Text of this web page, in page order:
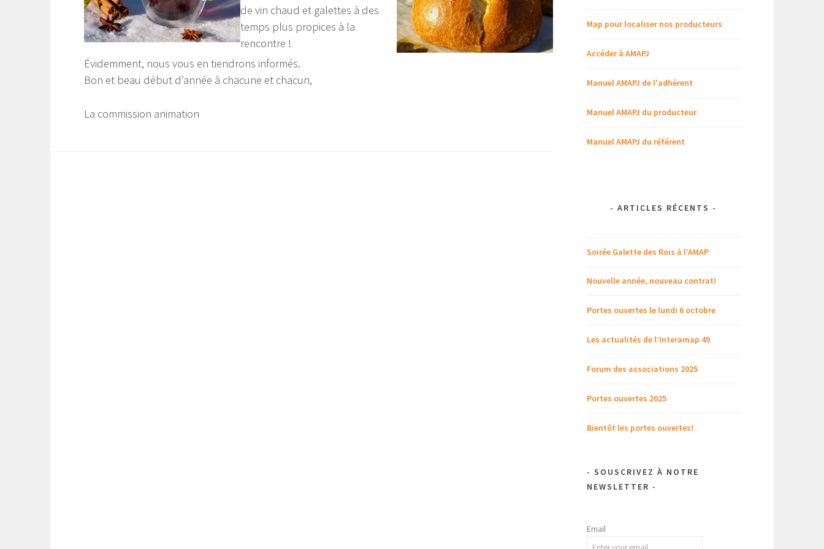
de vin chaud et galettes à des
temps plus propices à la
rencontre !
Évidemment, nous vous en tiendrons informés.
Bon et beau début d’année à chacune et chacun,
La commission animation
Map pour localiser nos producteurs
Accéder à AMAPJ
Manuel AMAPJ de l'adhérent
Manuel AMAPJ du producteur
Manuel AMAPJ du référent
- ARTICLES RÉCENTS -
Soirée Galette des Rois à l’AMAP
Nouvelle année, nouveau contrat!
Portes ouvertes le lundi 6 octobre
Les actualités de l’Interamap 49
Forum des associations 2025
Portes ouvertes 2025
Bientôt les portes ouvertes!
- SOUSCRIVEZ À NOTRE
NEWSLETTER -
Email